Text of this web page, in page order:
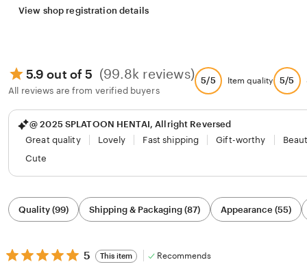
View shop registration details
5.9 out of 5 (99.8k reviews)
All reviews are from verified buyers
5/5 Item quality 5/5
@ 2025 SPLATOON HENTAI, Allright Reversed
Great quality
Lovely Fast shipping Gift-worthy
Cute
Filter
by
category
Quality (99) Shipping & Packaging (87) Appearance (55)
5
out
5 This item Recommends